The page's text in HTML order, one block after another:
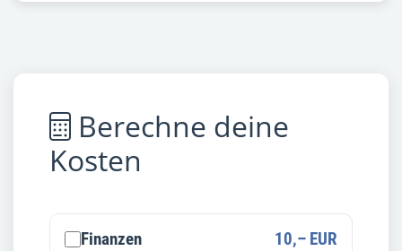
Berechne deine
Kosten
Finanzen 10,– EUR